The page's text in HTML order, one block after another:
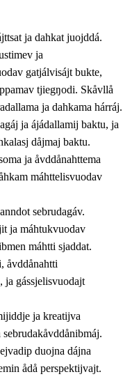
diedulasjvuohta
ja dahkat juojddá.
ja
gatjálvisájt bukte,
tjiegŋodi. Skåvllå
ja dahkama hárráj.
ja ájádallamij baktu, ja
dåjmaj baktu.
ja åvddånahttema
máhttelisvuodav
sebrudagáv.
ja máhtukvuodav
máhtti sjaddat.
åvddånahtti
ja gássjelisvuodajt
ja kreatijva
duojna dájna
ådå perspektijvajt.